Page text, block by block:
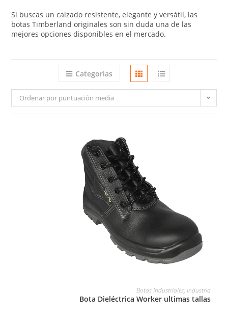
Si buscas un calzado resistente, elegante y versátil, las
botas Timberland originales son sin duda una de las
mejores opciones disponibles en el mercado.
Categorias
Ordenar por puntuación media
Botas Industriales,Industria
Bota Dieléctrica Worker ultimas tallas